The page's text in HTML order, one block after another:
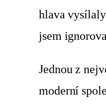
hlava
jsem
Jednou z
moderní